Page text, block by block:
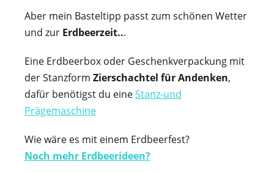
Aber mein Basteltipp passt zum schönen Wetter
und zur Erdbeerzeit...
Eine Erdbeerbox oder Geschenkverpackung mit
der Stanzform Zierschachtel für Andenken,
dafür benötigst du eineStanz-und
Prägemaschine
Wie wäre es mit einem Erdbeerfest?
Noch mehr Erdbeerideen?